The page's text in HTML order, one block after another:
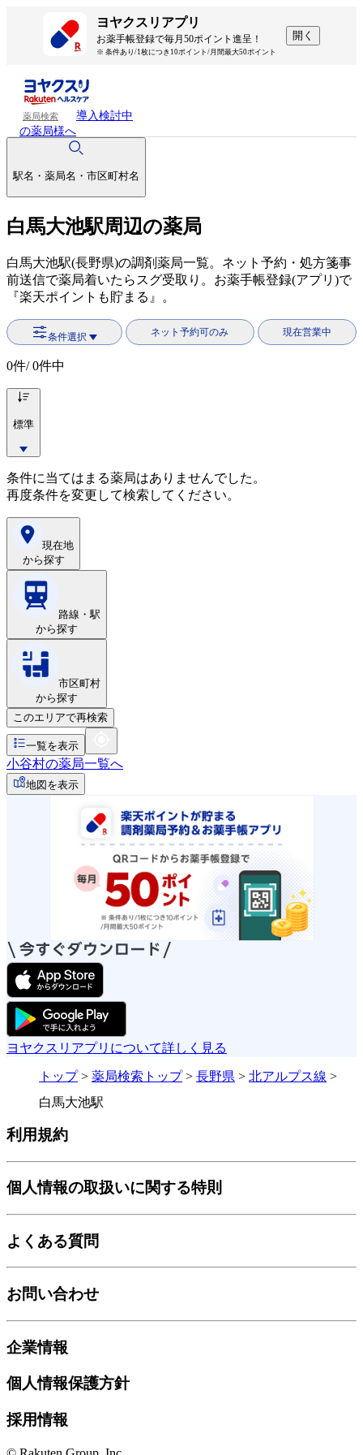
ヨヤクスリアプリ
お薬手帳登録で毎月50ポイント進呈！
※ 条件あり/1枚につき10ポイント/月間最大50ポイント
開く
薬局検索
導入検討中
の薬局様へ
駅名・薬局名・市区町村名
白馬大池駅周辺の薬局
白馬大池駅(長野県)の調剤薬局一覧。ネット予約・処方箋事
前送信で薬局着いたらスグ受取り。お薬手帳登録(アプリ)で
『楽天ポイントも貯まる』。
条件選択 ネット予約可のみ 現在営業中
0件/ 0件中
標準
条件に当てはまる薬局はありませんでした。
再度条件を変更して検索してください。
現在地
から探す
路線・駅
から探す
市区町村
から探す
このエリアで再検索
一覧を表示
小谷村の薬局一覧へ
地図を表示
ヨヤクスリアプリについて詳しく見る
トップ> 薬局検索トップ> 長野県 > 北アルプス線 >
白馬大池駅
利用規約
個人情報の取扱いに関する特則
よくある質問
お問い合わせ
企業情報
個人情報保護方針
採用情報